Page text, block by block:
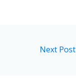
Next Post